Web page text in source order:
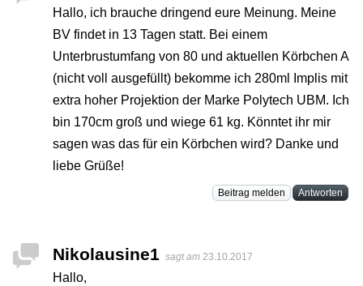
Hallo, ich brauche dringend eure Meinung. Meine
BV findet in 13 Tagen statt. Bei einem
Unterbrustumfang von 80 und aktuellen Körbchen A
(nicht voll ausgefüllt) bekomme ich 280ml Implis mit
extra hoher Projektion der Marke Polytech UBM. Ich
bin 170cm groß und wiege 61 kg. Könntet ihr mir
sagen was das für ein Körbchen wird? Danke und
liebe Grüße!
Beitrag melden Antworten
Nikolausine1 sagt am 23.10.2017
Hallo,